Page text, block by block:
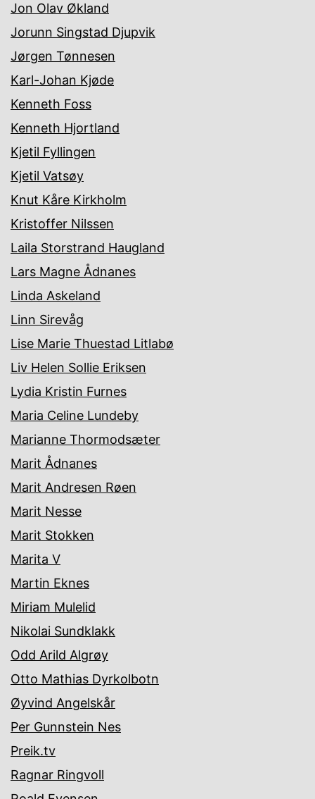
Jon Olav Økland
Jorunn Singstad Djupvik
Jørgen Tønnesen
Karl-Johan Kjøde
Kenneth Foss
Kenneth Hjortland
Kjetil Fyllingen
Kjetil Vatsøy
Knut Kåre Kirkholm
Kristoffer Nilssen
Laila Storstrand Haugland
Lars Magne Ådnanes
Linda Askeland
Linn Sirevåg
Lise Marie Thuestad Litlabø
Liv Helen Sollie Eriksen
Lydia Kristin Furnes
Maria Celine Lundeby
Marianne Thormodsæter
Marit Ådnanes
Marit Andresen Røen
Marit Nesse
Marit Stokken
Marita V
Martin Eknes
Miriam Mulelid
Nikolai Sundklakk
Odd Arild Algrøy
Otto Mathias Dyrkolbotn
Øyvind Angelskår
Per Gunnstein Nes
Preik.tv
Ragnar Ringvoll